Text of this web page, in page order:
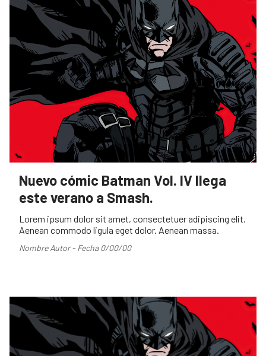
Nuevo cómic Batman Vol. IV llega
este verano a Smash.
Lorem ipsum dolor sit amet, consectetuer adipiscing elit.
Aenean commodo ligula eget dolor. Aenean massa.
Nombre Autor - Fecha 0/00/00